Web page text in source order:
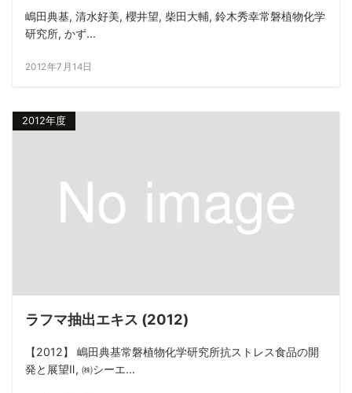
嶋田典基, 清水好美, 櫻井望, 柴田大輔, 鈴木秀幸常磐植物化学
研究所, かず...
2012年7月14日
2012年度
ラフマ抽出エキス (2012)
【2012】 嶋田典基常磐植物化学研究所抗ストレス食品の開
発と展望Ⅱ, ㈱シーエ...